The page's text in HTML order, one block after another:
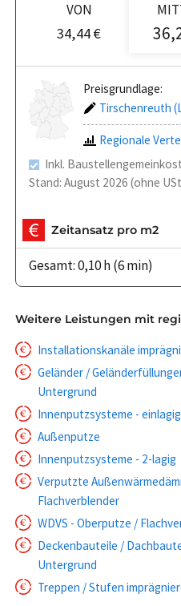
VON
34,44 €
Preisgrundlage:
Tirschenreuth
Regionale
Inkl.
Stand: August 2026 (ohne
Zeitansatz pro m2
Gesamt: 0,10 h (6 min)
Weitere Leistungen mit
Installationskanäle
Geländer /
Untergrund
Innenputzsysteme - einlagig
Außenputze
Innenputzsysteme - 2-lagig
Verputzte
Flachverblender
WDVS - Oberputze /
Deckenbauteile /
Untergrund
Treppen / Stufen